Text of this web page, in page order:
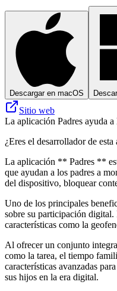
Descargar en macOS
Sitio web
La aplicación Padres ayuda
¿Eres el desarrollador de esta
La aplicación ** Padres **
que ayudan a los padres a
del dispositivo, bloquear
Uno de los principales
sobre su participación digital.
características como la
Al ofrecer un conjunto
como la tarea, el tiempo
características avanzadas
sus hijos en la era digital.